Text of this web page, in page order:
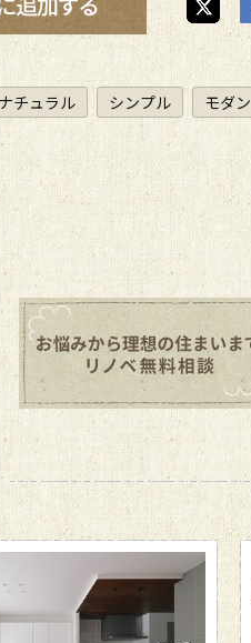
ナチュラル シンプル モダン